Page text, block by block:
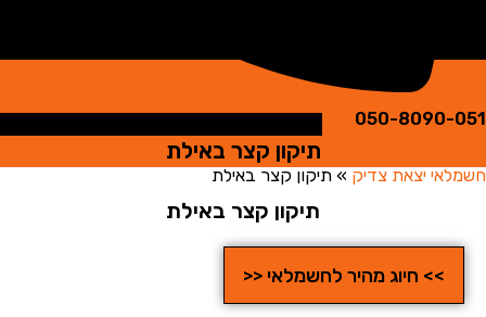
050-
תיקון קצר באילת
יצאת צדיק »תיקון קצר באילת
תיקון קצר באילת
>> חיוג מהיר לחשמלאי <<